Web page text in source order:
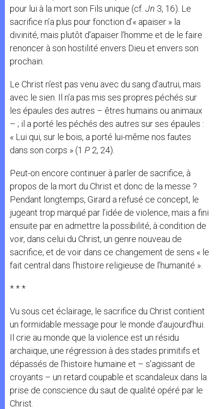
pour lui à la mort son Fils unique (cf. Jn 3, 16). Le
sacrifice n’a plus pour fonction d’« apaiser » la
divinité, mais plutôt d’apaiser l’homme et de le faire
renoncer à son hostilité envers Dieu et envers son
prochain.
Le Christ n’est pas venu avec du sang d’autrui, mais
avec le sien. Il n’a pas mis ses propres péchés sur
les épaules des autres – êtres humains ou animaux
– ; il a porté les péchés des autres sur ses épaules :
« Lui qui, sur le bois, a porté lui-même nos fautes
dans son corps » (1 P 2, 24).
Peut-on encore continuer à parler de sacrifice, à
propos de la mort du Christ et donc de la messe ?
Pendant longtemps, Girard a refusé ce concept, le
jugeant trop marqué par l’idée de violence, mais a fini
ensuite par en admettre la possibilité, à condition de
voir, dans celui du Christ, un genre nouveau de
sacrifice, et de voir dans ce changement de sens « le
fait central dans l’histoire religieuse de l’humanité ».
* * *
Vu sous cet éclairage, le sacrifice du Christ contient
un formidable message pour le monde d’aujourd’hui.
Il crie au monde que la violence est un résidu
archaïque, une régression à des stades primitifs et
dépassés de l’histoire humaine et – s’agissant de
croyants – un retard coupable et scandaleux dans la
prise de conscience du saut de qualité opéré par le
Christ.